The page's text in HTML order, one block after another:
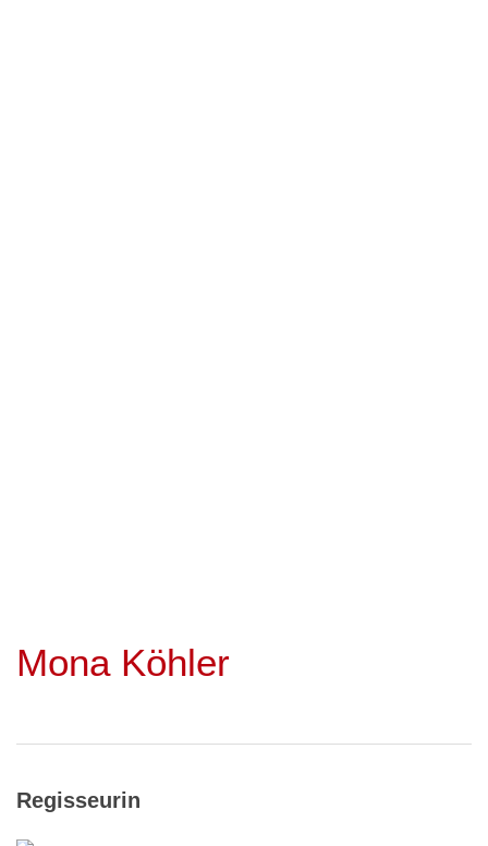
Mona Köhler
Regisseurin